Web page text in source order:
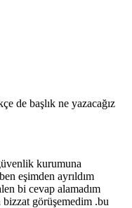
de başlık ne yazacağız
kurumuna
eşimden ayrıldım
bi cevap alamadım
görüşemedim .bu